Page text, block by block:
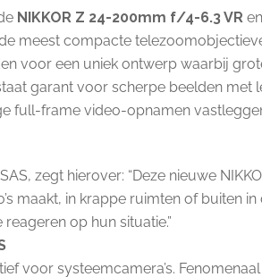
NIKKOR Z 24-200mm f/4-6.3 VR
meest compacte
voor een uniek ontwerp waarbij
garant voor scherpe beelden
full-frame video-opnamen
zegt hierover: “Deze nieuwe
maakt, in krappe ruimten of
op hun situatie.”
voor systeemcamera’s.